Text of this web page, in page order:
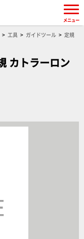
工具 ガイドツール
定規
カトラーロン
メニュー